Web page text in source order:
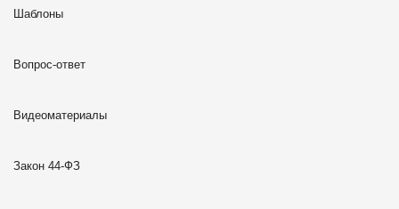
Шаблоны
Вопрос-ответ
Видеоматериалы
Закон 44-ФЗ